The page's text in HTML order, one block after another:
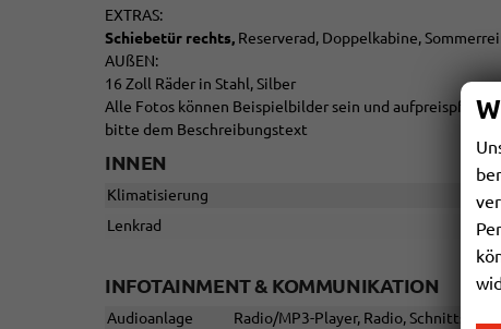
EXTRAS:
Schiebetür rechts, Reserverad, Doppelkabine,
AUßEN:
16 Zoll Räder in Stahl, Silber
Alle Fotos können Beispielbilder sein und
bitte dem Beschreibungstext
INNEN
Klimatisierung
Lenkrad
INFOTAINMENT & KOMMUNIKATION
Audioanlage
Radio/MP3-Player, Radio,